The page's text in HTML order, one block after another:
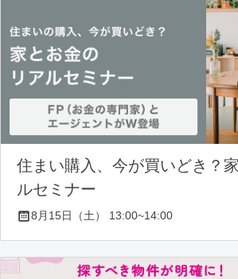
住まい購入、今が買いどき？
ルセミナー
8月15日（土） 13:00~14:00